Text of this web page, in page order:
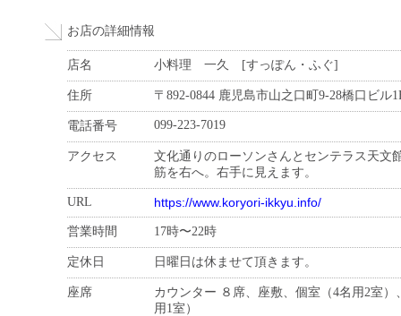
お店の詳細情報
店名 小料理 一久 [すっぽん・ふぐ]
住所 〒892-0844 鹿児島市山之口町9-28橋口ビル
電話番号 099-223-7019
アクセス
文化通りのローソンさんとセンテラス天文
筋を右へ。右手に見えます。
URL https://www.koryori-ikkyu.info/
営業時間 17時〜22時
定休日 日曜日は休ませて頂きます。
座席
カウンター ８席、座敷、個室（4名用2室）
用1室）